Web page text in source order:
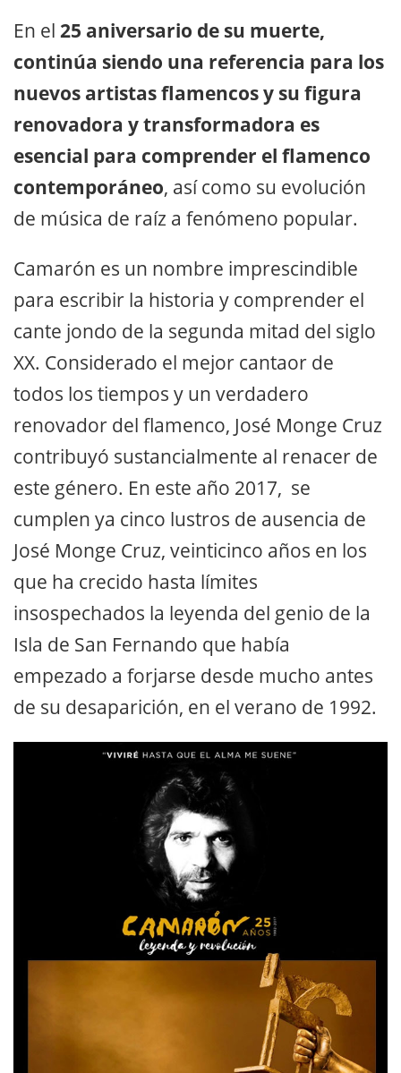
En el 25 aniversario de su muerte,
continúa siendo una referencia para los
nuevos artistas flamencos y su figura
renovadora y transformadora es
esencial para comprender el flamenco
contemporáneo, así como su evolución
de música de raíz a fenómeno popular.
Camarón es un nombre imprescindible
para escribir la historia y comprender el
cante jondo de la segunda mitad del siglo
XX. Considerado el mejor cantaor de
todos los tiempos y un verdadero
renovador del flamenco, José Monge Cruz
contribuyó sustancialmente al renacer de
este género. En este año 2017, se
cumplen ya cinco lustros de ausencia de
José Monge Cruz, veinticinco años en los
que ha crecido hasta límites
insospechados la leyenda del genio de la
Isla de San Fernando que había
empezado a forjarse desde mucho antes
de su desaparición, en el verano de 1992.